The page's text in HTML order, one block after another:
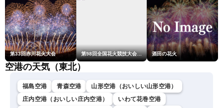
第33回赤川花火大会 第98回全国花火競技大会「大曲の花火」 酒田の花火
空港の天気（東北）
福島空港 青森空港
山形空港（おいしい山形空港）
庄内空港（おいしい庄内空港）
いわて花巻空港